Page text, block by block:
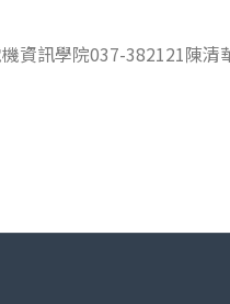
資訊學院037-382121陳清